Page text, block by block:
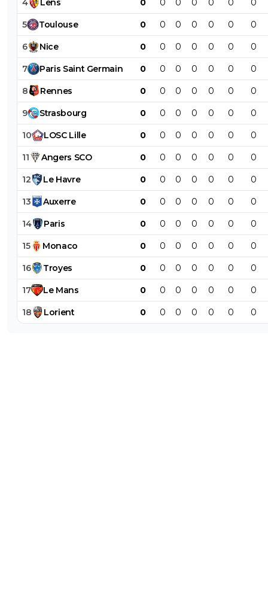
4 Lens 0 0 0 0 0 0 0
5 Toulouse 0 0 0 0 0 0 0
6 Nice 0 0 0 0 0 0 0
7 Paris Saint Germain 0 0 0 0 0 0 0
8 Rennes 0 0 0 0 0 0 0
9 Strasbourg 0 0 0 0 0 0 0
10 LOSC Lille 0 0 0 0 0 0 0
11 Angers SCO 0 0 0 0 0 0 0
12 Le Havre 0 0 0 0 0 0 0
13 Auxerre 0 0 0 0 0 0 0
14 Paris 0 0 0 0 0 0 0
15 Monaco 0 0 0 0 0 0 0
16 Troyes 0 0 0 0 0 0 0
17 Le Mans 0 0 0 0 0 0 0
18 Lorient 0 0 0 0 0 0 0